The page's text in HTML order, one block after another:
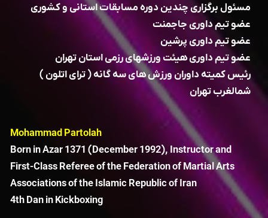
مسئول برگزاری چندین دوره مسابقات استانی و کشوری
عضو تیم داوری جاجمنت
عضو تیم داوری پرشین
عضو تیم داوری هیئت ورزشهای رزمی استان تهران
رئیس کمیته داوران ورزش های سه گانه ( ترای اتلون )
شمالغرب تهران
Mohammad Partolah
Born in Azar 1371 (December 1992), Instructor and
First-Class Referee of the Federation of Martial Arts
Associations of the Islamic Republic of Iran
4th Dan in Kickboxing